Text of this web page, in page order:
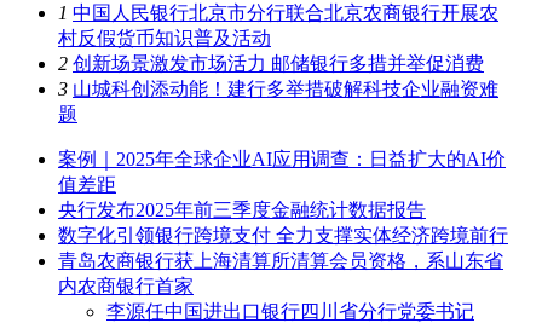
1 中国人民银行北京市分行联合北京农商银行开展农
村反假货币知识普及活动
2 创新场景激发市场活力 邮储银行多措并举促消费
3 山城科创添动能！建行多举措破解科技企业融资难
题
案例｜2025年全球企业AI应用调查：日益扩大的AI价
值差距
央行发布2025年前三季度金融统计数据报告
数字化引领银行跨境支付 全力支撑实体经济跨境前行
青岛农商银行获上海清算所清算会员资格，系山东省
内农商银行首家
李源任中国进出口银行四川省分行党委书记